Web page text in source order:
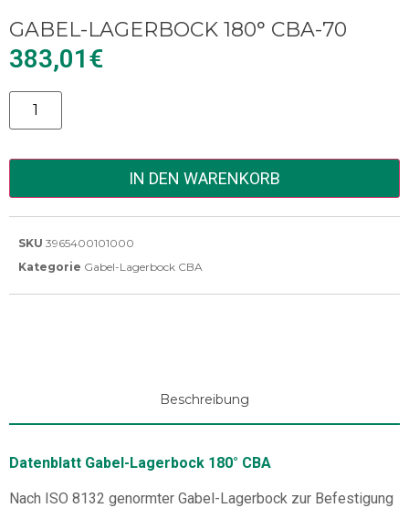
GABEL-LAGERBOCK 180° CBA-70
383,01€
Alternative:
IN DEN WARENKORB
SKU 3965400101000
Kategorie Gabel-Lagerbock CBA
Beschreibung
Datenblatt Gabel-Lagerbock 180° CBA
Nach ISO 8132 genormter Gabel-Lagerbock zur Befestigung